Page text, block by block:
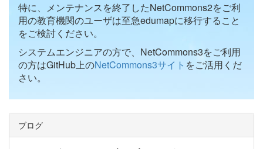
特に、メンテナンスを終了したNetCommons2をご利
用の教育機関のユーザは至急edumapに移行すること
をご検討ください。
システムエンジニアの方で、NetCommons3をご利用
の方はGitHub上のNetCommons3サイト をご活用くだ
さい。
ブログ